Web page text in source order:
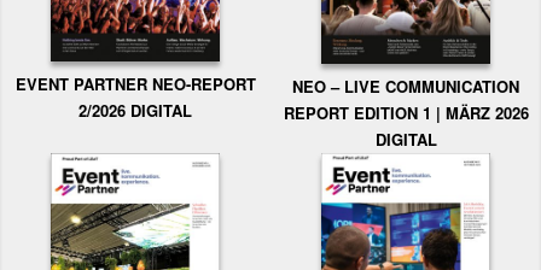
EVENT PARTNER NEO-REPORT
2/2026 DIGITAL
NEO – LIVE COMMUNICATION
REPORT EDITION 1 | MÄRZ 2026
DIGITAL